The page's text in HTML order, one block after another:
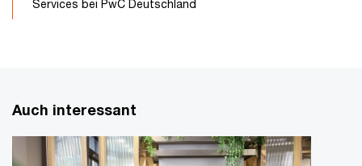
Services bei PwC Deutschland
Auch interessant